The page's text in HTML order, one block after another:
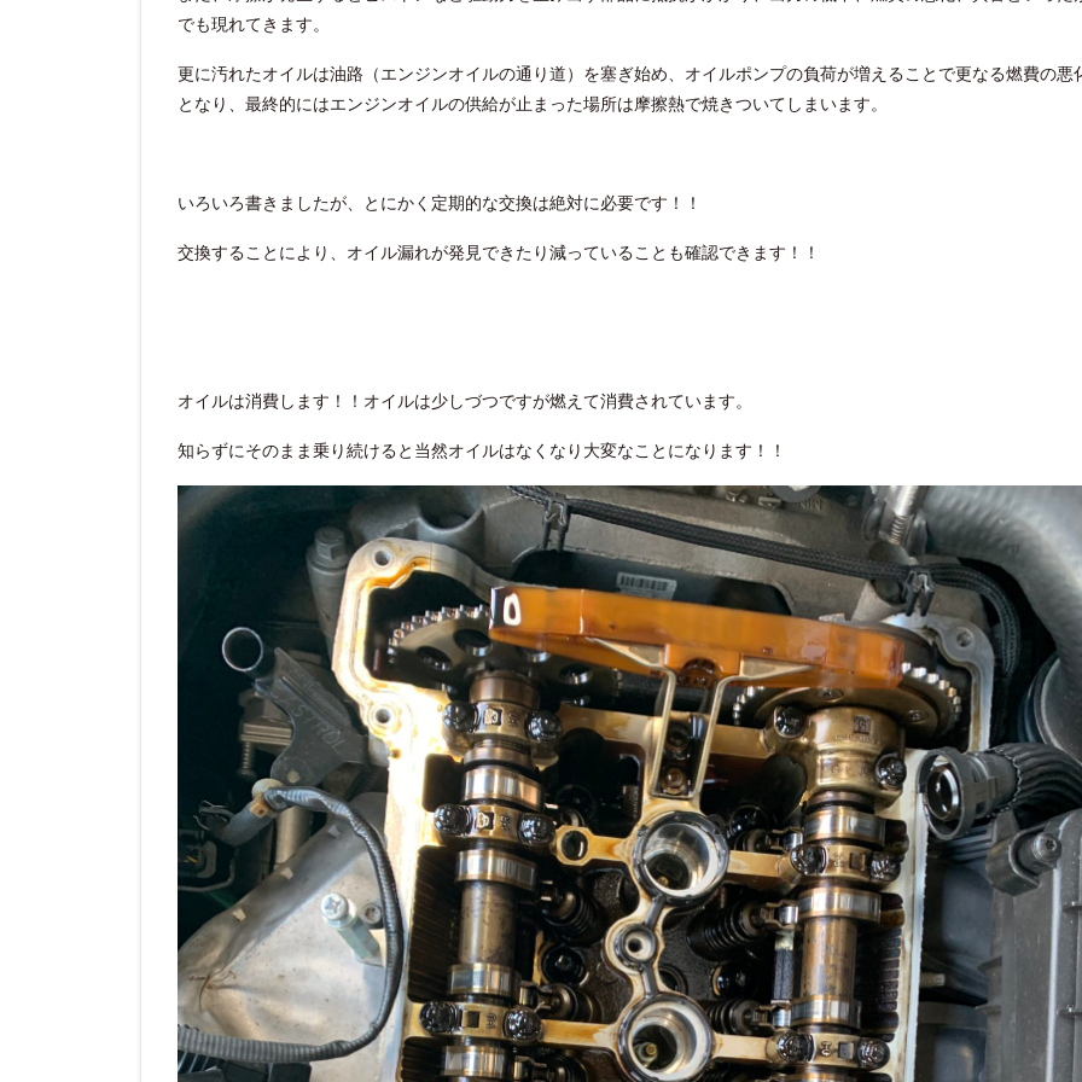
でも現れてきます。
更に汚れたオイルは油路（エンジンオイルの通り道）を塞ぎ始め、オイルポンプの負荷が増えることで更なる燃費の悪
となり、最終的にはエンジンオイルの供給が止まった場所は摩擦熱で焼きついてしまいます。
いろいろ書きましたが、とにかく定期的な交換は絶対に必要です！！
交換することにより、オイル漏れが発見できたり減っていることも確認できます！！
オイルは消費します！！オイルは少しづつですが燃えて消費されています。
知らずにそのまま乗り続けると当然オイルはなくなり大変なことになります！！